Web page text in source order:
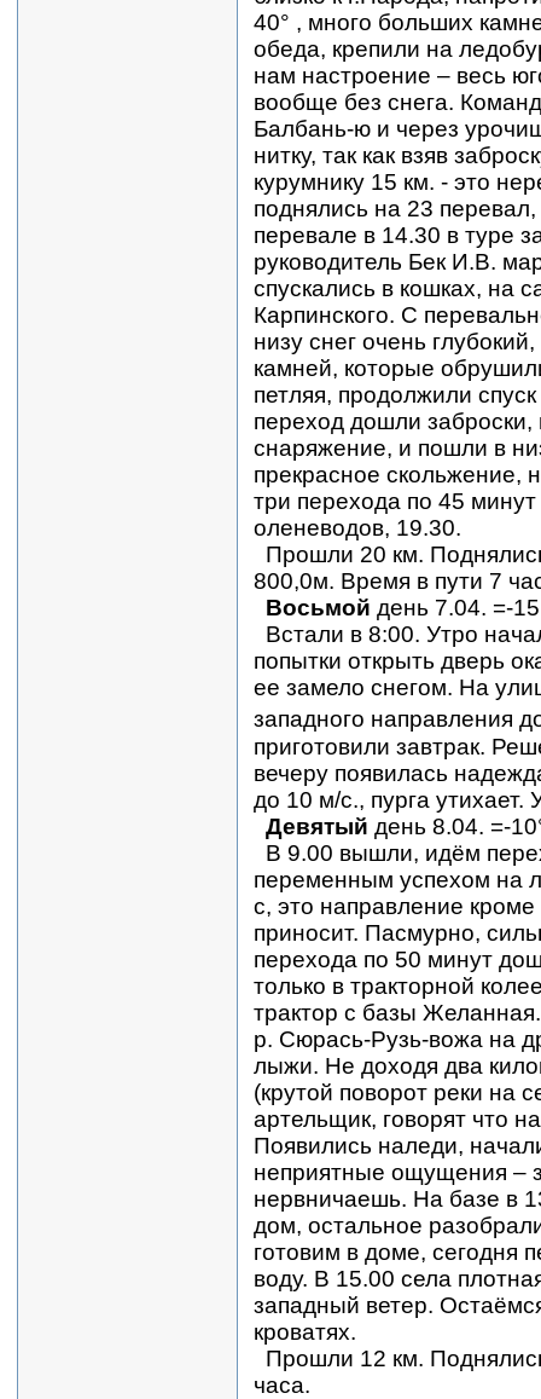
40° , много больших
обеда, крепили на
нам настроение – весь
вообще без снега.
Балбань-ю и через
нитку, так как взяв
курумнику 15 км. - это
поднялись на 23
перевале в 14.30 в туре
руководитель Бек И.В.
спускались в кошках, на
Карпинского. С
низу снег очень
камней, которые
петляя, продолжили
переход дошли
снаряжение, и пошли в
прекрасное скольжение,
три перехода по 45
оленеводов, 19.30.
Прошли 20 км.
800,0м. Время в пути 7
Восьмой день 7.04. =-
Встали в 8:00. Утро
попытки открыть дверь
ее замело снегом. На
западного направления
приготовили завтрак.
вечеру появилась
до 10 м/с., пурга
Девятый день 8.04. =-
В 9.00 вышли, идём
переменным успехом на
с, это направление
приносит. Пасмурно,
перехода по 50 минут
только в тракторной
трактор с базы
р. Сюрась-Рузь-вожа на
лыжи. Не доходя два
(крутой поворот реки на
артельщик, говорят что
Появились наледи,
неприятные ощущения –
нервничаешь. На базе в
дом, остальное
готовим в доме, сегодня
воду. В 15.00 села
западный ветер.
кроватях.
Прошли 12 км.
часа.